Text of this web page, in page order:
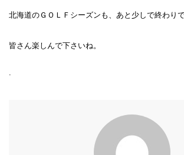
北海道のＧＯＬＦシーズンも、あと少しで終わりで
皆さん楽しんで下さいね。
.